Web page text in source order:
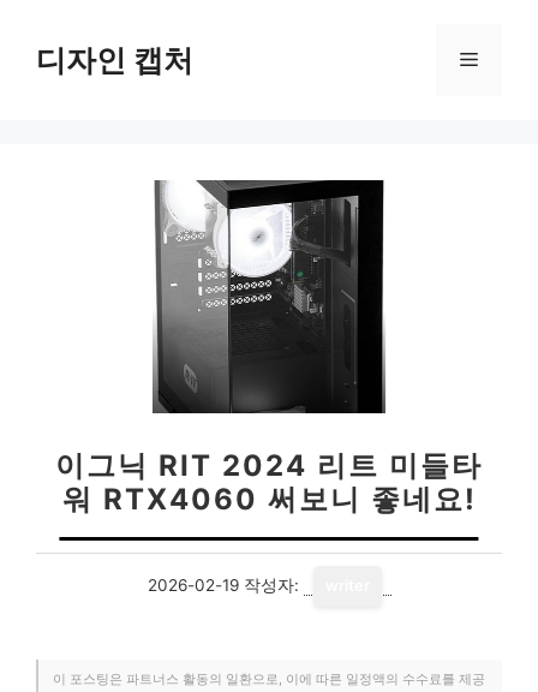
디자인 캡처 메
이그닉 RIT 2024 리트 미들타
워 RTX4060 써보니 좋네요!
2026-02-19 작성자:
이 포스팅은 파트너스 활동의 일환으로, 이에 따른 일정액의 수수료를 제공